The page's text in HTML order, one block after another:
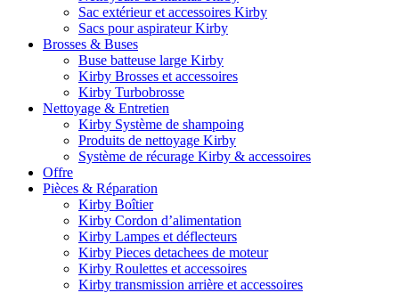
Sac extérieur et accessoires Kirby
Sacs pour aspirateur Kirby
Brosses & Buses
Buse batteuse large Kirby
Kirby Brosses et accessoires
Kirby Turbobrosse
Nettoyage & Entretien
Kirby Système de shampoing
Produits de nettoyage Kirby
Système de récurage Kirby & accessoires
Offre
Pièces & Réparation
Kirby Boîtier
Kirby Cordon d’alimentation
Kirby Lampes et déflecteurs
Kirby Pieces detachees de moteur
Kirby Roulettes et accessoires
Kirby transmission arrière et accessoires